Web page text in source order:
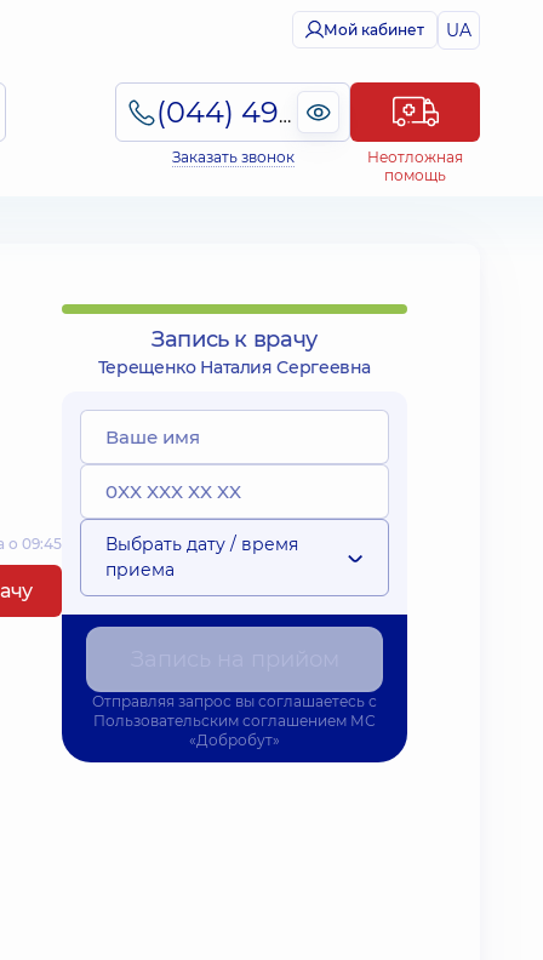
Мой кабинет UA
(044) 495-2-888
Заказать звонок
Неотложная
помощь
о 09:45
Запись к врачу
Терещенко Наталия Сергеевна
Выбрать дату / время
приема
Отправляя запрос вы соглашаетесь с
Пользовательским соглашением МС
«Добробут»